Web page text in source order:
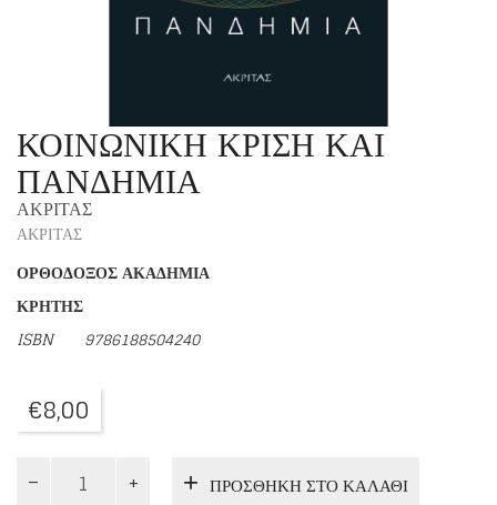
ΚΟΙΝΩΝΙΚΗ ΚΡΙΣΗ ΚΑΙ
ΠΑΝΔΗΜΙΑ
ΑΚΡΙΤΑΣ
ΑΚΡΙΤΑΣ
ΟΡΘΟΔΟΞΟΣΑΚΑΔΗΜΙΑ
ΚΡΗΤΗΣ
ISBN 9786188504240
€8,00
ΚΡΙΣΗ
ΠΡΟΣΘΉΚΗ ΣΤΟ ΚΑΛΆΘΙ